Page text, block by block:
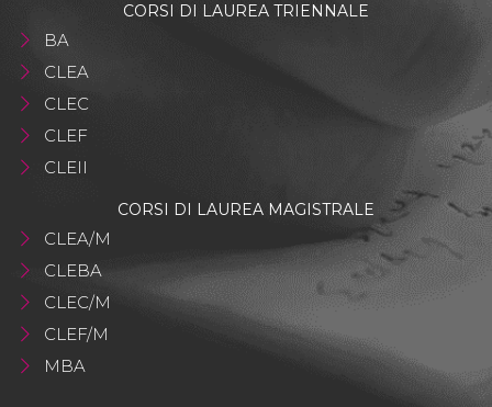
CORSI DI LAUREA TRIENNALE
BA
CLEA
CLEC
CLEF
CLEII
CORSI DI LAUREA MAGISTRALE
CLEA/M
CLEBA
CLEC/M
CLEF/M
MBA